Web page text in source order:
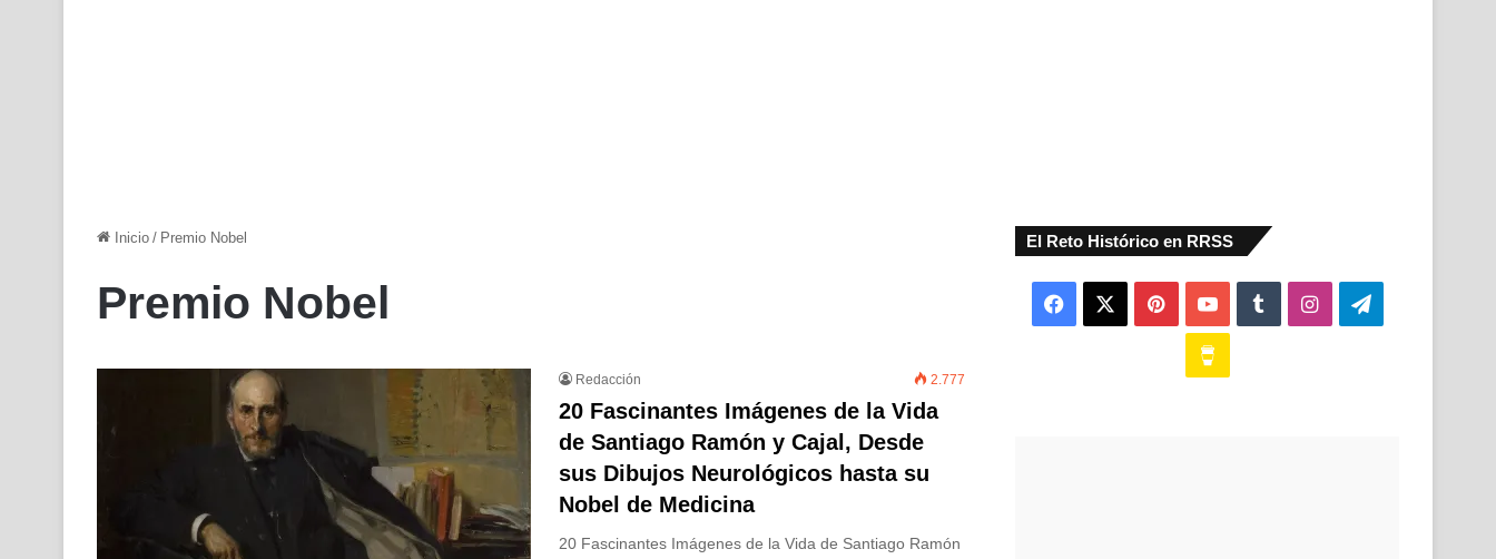
Inicio / Premio Nobel
Premio Nobel
Redacción 2.777
20 Fascinantes Imágenes de la Vida
de Santiago Ramón y Cajal, Desde
sus Dibujos Neurológicos hasta su
Nobel de Medicina
20 Fascinantes Imágenes de la Vida de Santiago Ramón
El Reto Histórico en RRSS
Facebook PinterestYouTubeTumblrInstagramTelegram